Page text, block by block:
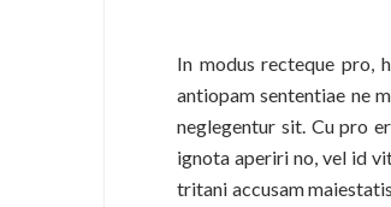
In modus recteque pro,
antiopam sententiae ne
neglegentur sit. Cu pro
ignota aperiri no, vel id
tritani accusam